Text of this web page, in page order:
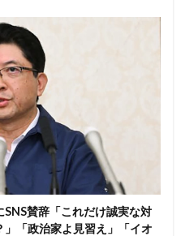
賛辞「これだけ誠実な対
「政治家よ見習え」「イオ